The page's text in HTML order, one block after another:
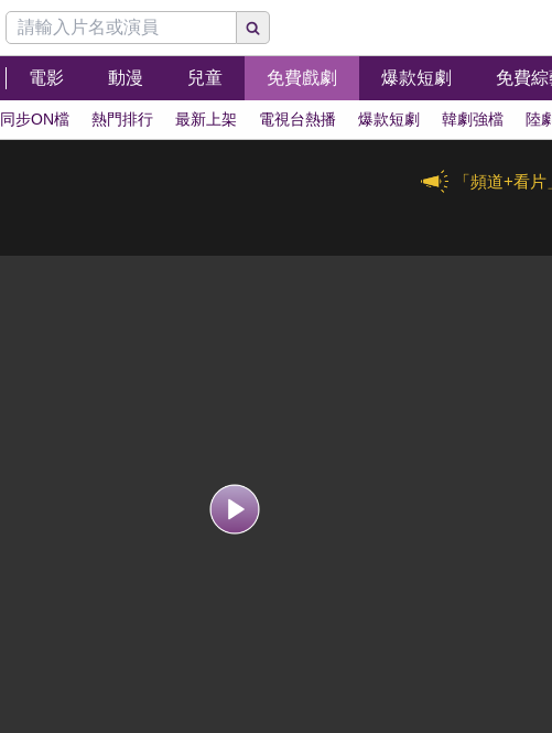
電影 動漫 兒童 免費戲劇 爆款短劇 免費
同步ON檔 熱門排行 最新上架 電視台熱播 爆款短劇 韓劇強檔 陸
「頻道+看